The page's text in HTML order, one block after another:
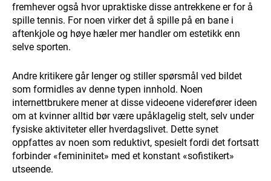
fremhever også hvor upraktiske disse antrekkene er for å
spille tennis. For noen virker det å spille på en bane i
aftenkjole og høye hæler mer handler om estetikk enn
selve sporten.
Andre kritikere går lenger og stiller spørsmål ved bildet
som formidles av denne typen innhold. Noen
internettbrukere mener at disse videoene viderefører ideen
om at kvinner alltid bør være upåklagelig stelt, selv under
fysiske aktiviteter eller hverdagslivet. Dette synet
oppfattes av noen som reduktivt, spesielt fordi det fortsatt
forbinder «femininitet» med et konstant «sofistikert»
utseende.